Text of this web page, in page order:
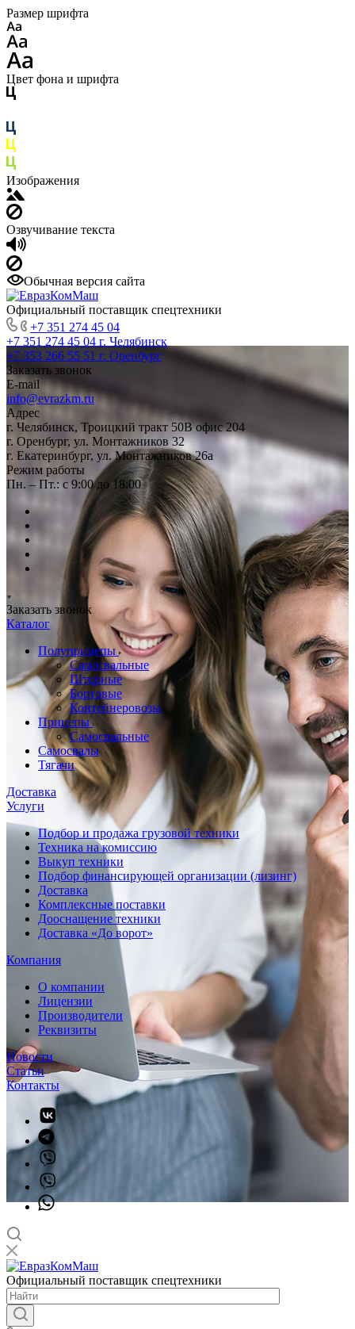
Размер шрифта
Цвет фона и шрифта
Изображения
Озвучивание текста
Обычная версия сайта
Официальный поставщик спецтехники
+7 351 274 45 04
+7 351 274 45 04 г. Челябинск
+7 353 266 55 51 г. Оренбург
Заказать звонок
E-mail
info@evrazkm.ru
Адрес
г. Челябинск, Троицкий тракт 50В офис 204
г. Оренбург, ул. Монтажников 32
г. Екатеринбург, ул. Монтажников 26а
Режим работы
Пн. – Пт.: с 9:00 до 18:00
Заказать звонок
Каталог
Полуприцепы
Самосвальные
Шторные
Бортовые
Контейнеровозы
Прицепы
Самосвальные
Самосвалы
Тягачи
Доставка
Услуги
Подбор и продажа грузовой техники
Техника на комиссию
Выкуп техники
Подбор финансирующей организации (лизинг)
Доставка
Комплексные поставки
Дооснащение техники
Доставка «До ворот»
Компания
О компании
Лицензии
Производители
Реквизиты
Новости
Статьи
Контакты
Официальный поставщик спецтехники